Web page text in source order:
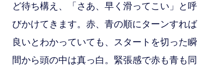
ど待ち構え、「さあ、早く滑ってこい」と呼
びかけてきます。赤、青の順にターンすれば
良いとわかっていても、スタートを切った瞬
間から頭の中は真っ白。緊張感で赤も青も同